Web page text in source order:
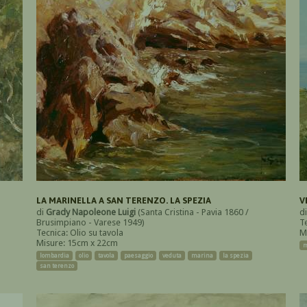
LA MARINELLA A SAN TERENZO. LA SPEZIA
di Grady Napoleone Luigi (Santa Cristina - Pavia 1860 /
Brusimpiano - Varese 1949)
Tecnica: Olio su tavola
Misure: 15cm x 22cm
lombardia olio tavola paesaggio veduta marina
la spezia
san terenzo